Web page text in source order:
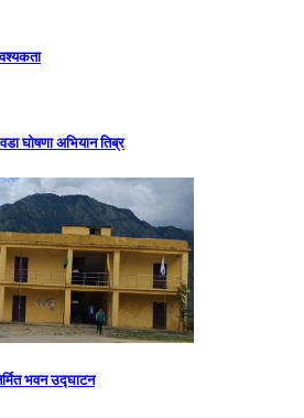
घोषणा अभियान तिब्र
भवन उद्घाटन